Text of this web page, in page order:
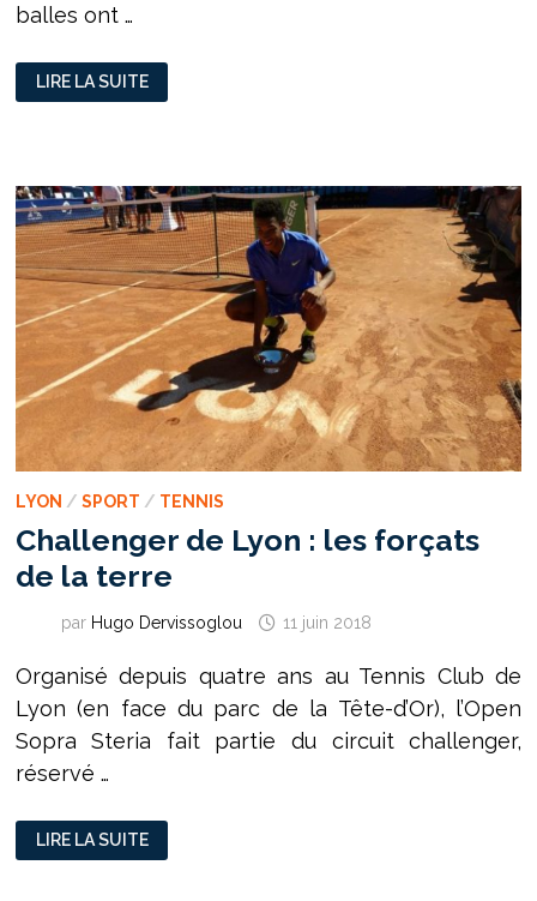
balles ont …
CHALLENGER
DE
LYON
ENTRE
LES
GOUTTES
LIRE LA SUITE
LYON / SPORT / TENNIS
Challenger de Lyon : les forçats
de la terre
par Hugo Dervissoglou 11 juin 2018
Organisé depuis quatre ans au Tennis Club de
Lyon (en face du parc de la Tête-d’Or), l’Open
Sopra Steria fait partie du circuit challenger,
réservé …
CHALLENGER
DE
LYON
LIRE LA SUITE